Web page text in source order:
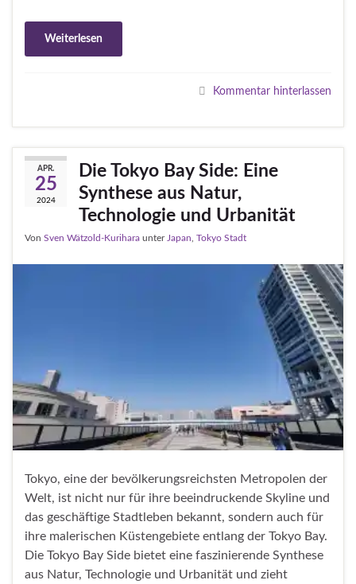
Weiterlesen
Kommentar hinterlassen
APR.
25
2024
Die Tokyo Bay Side: Eine
Synthese aus Natur,
Technologie und Urbanität
Von Sven Wätzold-Kurihara unter Japan Tokyo Stadt
Tokyo, eine der bevölkerungsreichsten Metropolen der
Welt, ist nicht nur für ihre beeindruckende Skyline und
das geschäftige Stadtleben bekannt, sondern auch für
ihre malerischen Küstengebiete entlang der Tokyo Bay.
Die Tokyo Bay Side bietet eine faszinierende Synthese
aus Natur, Technologie und Urbanität und zieht